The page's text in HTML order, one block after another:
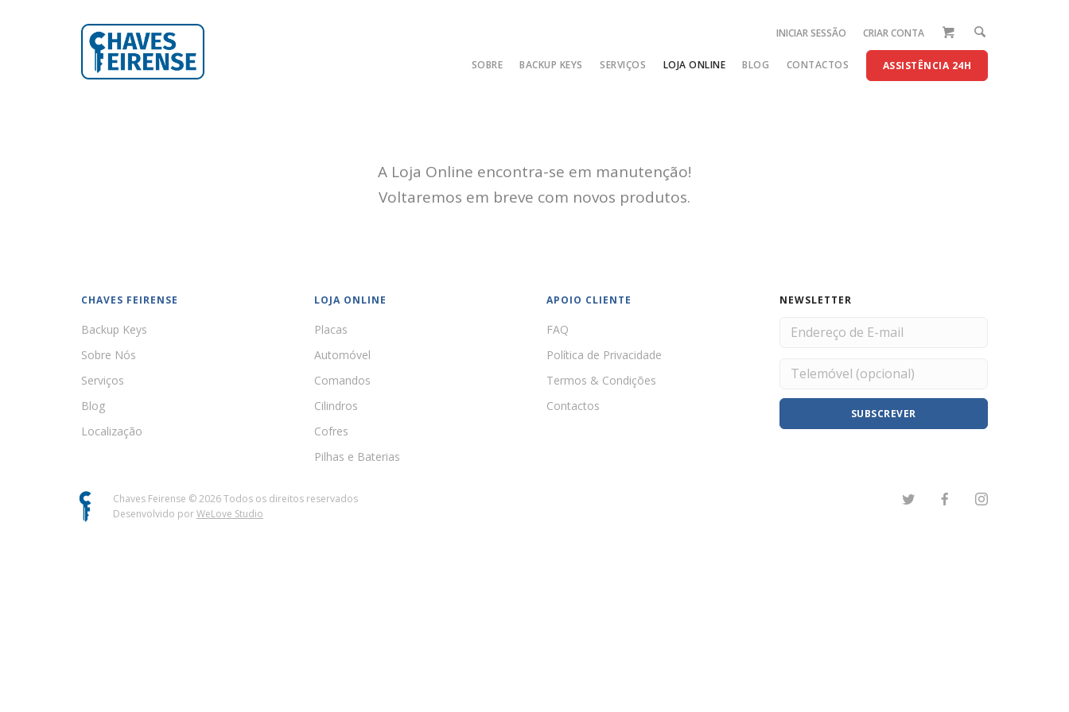
INICIAR SESSÃO CRIAR CONTA
SOBRE BACKUP KEYS SERVIÇOS LOJA ONLINE BLOG CONTACTOS ASSISTÊNCIA 24H
A Loja Online encontra-se em manutenção!
Voltaremos em breve com novos produtos.
CHAVES FEIRENSE
Backup Keys
Sobre Nós
Serviços
Blog
Localização
LOJA ONLINE
Placas
Automóvel
Comandos
Cilindros
Cofres
Pilhas e Baterias
APOIO CLIENTE
FAQ
Política de Privacidade
Termos & Condições
Contactos
NEWSLETTER
SUBSCREVER
Chaves Feirense ©2026Todos os direitos reservados
Desenvolvido porWeLove Studio